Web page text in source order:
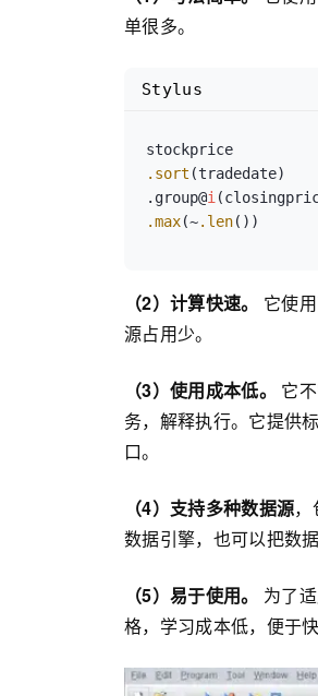
单很多。
.sort (tradedate)
.group@i
.max(~.len())
Stylus
（2）计算快速。
它使
源占用少。
（3）使用成本低。
它
务，解释执行。它提供
口。
（4）支持多种数据源
数据引擎，也可以把数
（5）易于使用。
为了
格，学习成本低，便于快